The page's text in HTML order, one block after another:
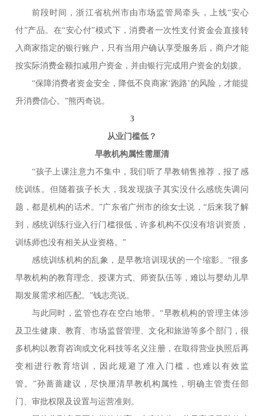
前段时间，浙江省杭州市由市场监管局牵头，上线“安心
付”产品。在“安心付”模式下，消费者一次性支付资金会直接转
入商家指定的银行账户，只有当用户确认享受服务后，商户才能
按实际消费金额扣减用户资金，并由银行完成用户资金的划拨。
“保障消费者资金安全，降低不良商家‘跑路’的风险，才能提
升消费信心。”熊丙奇说。
3
从业门槛低？
早教机构属性需厘清
“孩子上课注意力不集中，我们听了早教销售推荐，报了感
统训练。但随着孩子长大，我发现孩子其实没什么感统失调问
题，都是机构的话术。”广东省广州市的徐女士说，“后来我了解
到，感统训练行业入行门槛很低，许多机构不仅没有培训资质，
训练师也没有相关从业资格。”
感统训练机构的乱象，是早教培训现状的一个缩影。“很多
早教机构的教育理念、授课方式、师资队伍等，难以与婴幼儿早
期发展需求相匹配。”钱志亮说。
与此同时，监管也存在空白地带。“早教机构的管理主体涉
及卫生健康、教育、市场监督管理、文化和旅游等多个部门，很
多机构以教育咨询或文化科技等名义注册，在取得营业执照后再
变相进行教育培训，因此规避了准入门槛，也难以有效监
管。”孙蔷蔷建议，尽快厘清早教机构属性，明确主管责任部
门、审批权限及设置与运营准则。